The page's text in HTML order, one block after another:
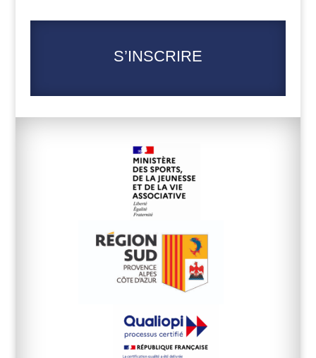
S’INSCRIRE